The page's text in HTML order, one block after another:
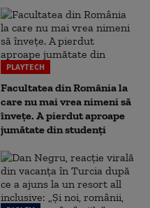
PLAYTECH
Facultatea din România la
care nu mai vrea nimeni să
înveţe. A pierdut aproape
jumătate din studenţi